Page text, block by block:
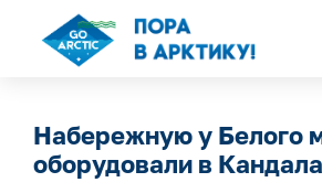
Набережную у Белого
оборудовали в